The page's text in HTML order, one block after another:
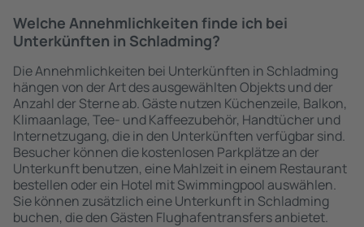
Welche Annehmlichkeiten finde ich bei
Unterkünften in Schladming?
Die Annehmlichkeiten bei Unterkünften in Schladming
hängen von der Art des ausgewählten Objekts und der
Anzahl der Sterne ab. Gäste nutzen Küchenzeile, Balkon,
Klimaanlage, Tee- und Kaffeezubehör, Handtücher und
Internetzugang, die in den Unterkünften verfügbar sind.
Besucher können die kostenlosen Parkplätze an der
Unterkunft benutzen, eine Mahlzeit in einem Restaurant
bestellen oder ein Hotel mit Swimmingpool auswählen.
Sie können zusätzlich eine Unterkunft in Schladming
buchen, die den Gästen Flughafentransfers anbietet.